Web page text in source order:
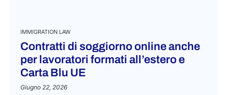
IMMIGRATION LAW
Contratti di soggiorno online anche
per lavoratori formati all’estero e
Carta Blu UE
Giugno 22, 2026